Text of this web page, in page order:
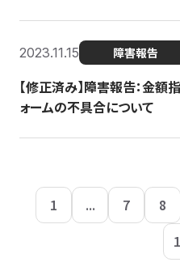
2023.11.15 障害報告
【修正済み】障害報告：金
ォームの不具合について
1 ... 7 8